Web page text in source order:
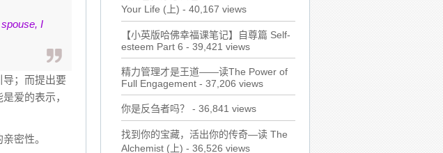
I
导；而提出要
爱的表示，
密性。
Your Life (上) - 40,167 views
【小英版哈佛幸福课笔记】自尊篇 Self-
esteem Part 6 - 39,421 views
精力管理才是王道——读The Power of
Full Engagement - 37,206 views
你是反刍者吗？ - 36,841 views
找到你的宝藏，活出你的传奇—读 The
Alchemist (上) - 36,526 views